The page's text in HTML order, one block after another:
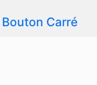
Bouton Carré